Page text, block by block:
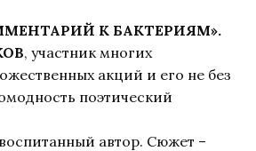
К БАКТЕРИЯМ».
, участник многих
акций и его не без
поэтический
автор. Сюжет –